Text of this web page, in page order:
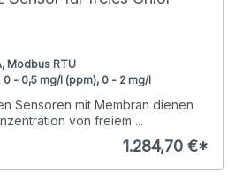
Modbus RTU
0 - 0,5 mg/l (ppm), 0 - 2 mg/l
mit reduzierter pH Abhängigkeit
Sensoren mit Membran dienen
von freiem ...
1.284,70 €*